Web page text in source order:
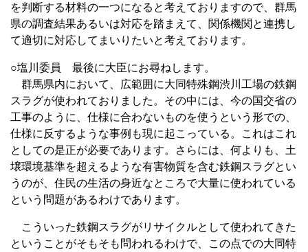
を判断する材料の一つになると考えておりますので、群馬
県の調査結果あるいは対応を踏まえて、関係機関と連携し
て適切に対応してまいりたいと考えております。
○塩川委員 最後に大臣にお尋ねします。
群馬県内において、広範囲に大同特殊鋼渋川工場の鉄鋼
スラグが使われておりました。その中には、今の国交省の
工事のように、仕様に合わないものを使うという形での、
仕様に反するような事例も現に起こっている。これはこれ
としての是正が必要であります。さらには、何よりも、土
壌環境基準を超えるような有害物質を含む鉄鋼スラグとい
うのが、住民の生活の身近なところで大量に使われている
という問題があるわけであります。
こういった鉄鋼スラグがリサイクルとして使われてきた
ということがそもそも問われるわけで、この点での大同特